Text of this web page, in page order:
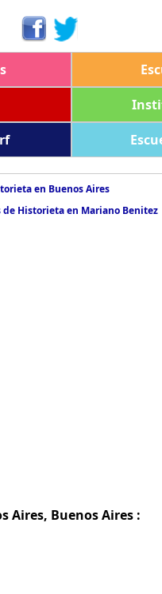
en Buenos Aires
de Historieta en Mariano Benitez
Aires, Buenos Aires :